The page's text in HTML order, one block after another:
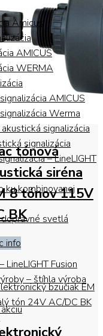
Amicus
AMICUS
WERMA
AMICUS
Werma
signalizácia
signalizácia
– LineLIGHT
ku kombinovanej
svetlá
LineLIGHT Fusion
– štíhla výroba
tónová
siréna
8 tónov 115V
BK
info